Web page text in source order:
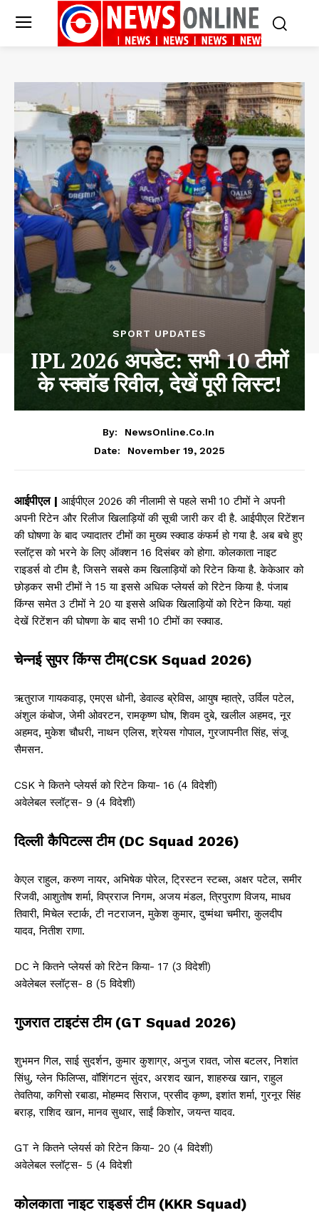
SPORT UPDATES
IPL 2026 अपडेट: सभी 10 टीमों
के स्क्वॉड रिवील, देखें पूरी लिस्ट!
By:
NewsOnline.co.in
Date:
November 19, 2025
आईपीएल | आईपीएल 2026 की नीलामी से पहले सभी 10 टीमों ने अपनी
अपनी रिटेन और रिलीज खिलाड़ियों की सूची जारी कर दी है. आईपीएल रिटेंशन
की घोषणा के बाद ज्यादातर टीमों का मुख्य स्क्वाड कंफर्म हो गया है. अब बचे हुए
स्लॉट्स को भरने के लिए ऑक्शन 16 दिसंबर को होगा. कोलकाता नाइट
राइडर्स वो टीम है, जिसने सबसे कम खिलाड़ियों को रिटेन किया है. केकेआर को
छोड़कर सभी टीमों ने 15 या इससे अधिक प्लेयर्स को रिटेन किया है. पंजाब
किंग्स समेत 3 टीमों ने 20 या इससे अधिक खिलाड़ियों को रिटेन किया. यहां
देखें रिटेंशन की घोषणा के बाद सभी 10 टीमों का स्क्वाड.
चेन्नई सुपर किंग्स टीम(CSK Squad 2026)
ऋतुराज गायकवाड़, एमएस धोनी, डेवाल्ड ब्रेविस, आयुष म्हात्रे, उर्विल पटेल,
अंशुल कंबोज, जेमी ओवरटन, रामकृष्ण घोष, शिवम दुबे, खलील अहमद, नूर
अहमद, मुकेश चौधरी, नाथन एलिस, श्रेयस गोपाल, गुरजापनीत सिंह, संजू
सैमसन.
CSK ने कितने प्लेयर्स को रिटेन किया- 16 (4 विदेशी)
अवेलेबल स्लॉट्स- 9 (4 विदेशी)
दिल्ली कैपिटल्स टीम (DC Squad 2026)
केएल राहुल, करुण नायर, अभिषेक पोरेल, ट्रिस्टन स्टब्स, अक्षर पटेल, समीर
रिजवी, आशुतोष शर्मा, विप्रराज निगम, अजय मंडल, त्रिपुराण विजय, माधव
तिवारी, मिचेल स्टार्क, टी नटराजन, मुकेश कुमार, दुष्मंथा चमीरा, कुलदीप
यादव, नितीश राणा.
DC ने कितने प्लेयर्स को रिटेन किया- 17 (3 विदेशी)
अवेलेबल स्लॉट्स- 8 (5 विदेशी)
गुजरात टाइटंस टीम (GT Squad 2026)
शुभमन गिल, साई सुदर्शन, कुमार कुशाग्र, अनुज रावत, जोस बटलर, निशांत
सिंधु, ग्लेन फिलिप्स, वॉशिंगटन सुंदर, अरशद खान, शाहरुख खान, राहुल
तेवतिया, कगिसो रबाडा, मोहम्मद सिराज, प्रसीद कृष्ण, इशांत शर्मा, गुरनूर सिंह
बराड़, राशिद खान, मानव सुथार, साईं किशोर, जयन्त यादव.
GT ने कितने प्लेयर्स को रिटेन किया- 20 (4 विदेशी)
अवेलेबल स्लॉट्स- 5 (4 विदेशी
कोलकाता नाइट राइडर्स टीम (KKR Squad)